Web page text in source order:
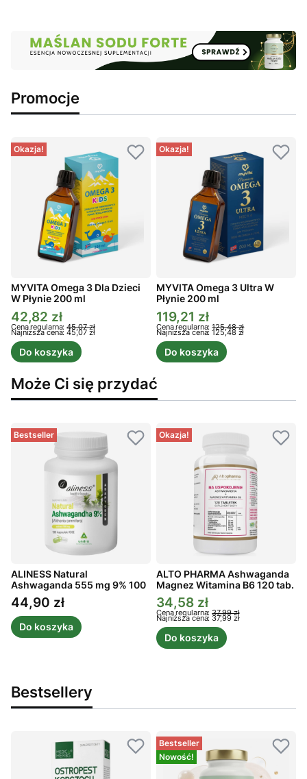
Promocje
Okazja!
MYVITA Omega 3 Dla Dzieci
W Płynie 200 ml
Cena promocyjna
42,82 zł
Cena regularna: 45,07 zł
Najniższa cena: 45,07 zł
Do koszyka
Okazja!
MYVITA Omega 3 Ultra W
Płynie 200 ml
Cena promocyjna
119,21 zł
Cena regularna: 125,48 zł
Najniższa cena: 125,48 zł
Do koszyka
Może Ci się przydać
Bestseller
ALINESS Natural
Ashwaganda 555 mg 9% 100
kaps.
Cena
44,90 zł
Do koszyka
Okazja!
ALTO PHARMA Ashwaganda
Magnez Witamina B6 120 tab.
Cena promocyjna
34,58 zł
Cena regularna: 37,99 zł
Najniższa cena: 37,99 zł
Do koszyka
Bestsellery
Bestseller
Nowość!